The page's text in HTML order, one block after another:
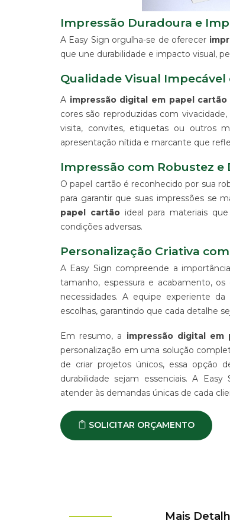
PAPEL
IMPRESSÃO
CHAPA
IMPRESSÃO
DIGITAL
SUBLIMÁTICA
TECIDO
IMPRESSÃO
SUPORTE
BANNERS
ESTRUTURAS
PROPAGANDA
PRODUTO
PROMOCIONAL
EVENTOS
EMPRESAS
PROMOCIONAL
PONTO
Impressão Duradoura e
A Easy Sign orgulha-se de oferecer
que une durabilidade e impacto visual,
Qualidade Visual
A impressão digital em papel cartão
cores são reproduzidas com
visita, convites, etiquetas ou outros
apresentação nítida e marcante que
Impressão com Robustez e
O papel cartão é reconhecido por sua
para garantir que suas impressões se
papel cartãoideal para materiais
condições adversas.
Personalização Criativa
A Easy Sign compreende a
tamanho, espessura e acabamento,
necessidades. A equipe experiente
escolhas, garantindo que cada detalhe
Em resumo, a impressão digital em
personalização em uma solução
de criar projetos únicos, essa opção
durabilidade sejam essenciais. A
atender às demandas únicas de cada
SOLICITAR ORÇAMENTO
Mais